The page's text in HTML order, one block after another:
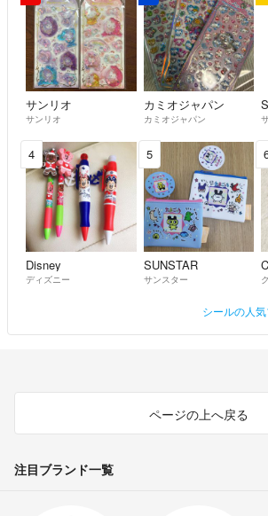
☆厚さがあるものに関しましては厚みを抑えて
ご了承ください。
☆発送に希望がある方は購入前にコメントをお
購入後の発送日の希望等受け付けません。
仕事をしていますので基本的に土日の発送です
発送の目安は4～7日にさせていただいておりま
お支払い完了から最大7日お時間を頂戴してお
☆ポスト投函することがあります!
発送した日と消印が1日違うと評価でコメント
投函の場合集荷時間が決まっていますので日に
す。
予めご了承ください。
☆他のサイトでもお取り引きをしていますので
り切れてしまう可能性があります。
サンリオ
サンリオ
カミオジャパン
カミオジャパン
4
Disney
ディズニー
5
SUNSTAR
サンスター
シールの人
ページの上へ戻る
注目ブランド一覧